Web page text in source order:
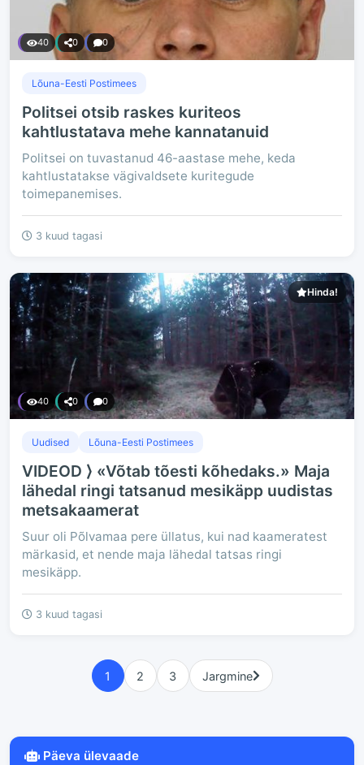
40 0 0
Lõuna-Eesti Postimees
Politsei otsib raskes kuriteos
kahtlustatava mehe kannatanuid
Politsei on tuvastanud 46-aastase mehe, keda
kahtlustatakse vägivaldsete kuritegude
toimepanemises.
3 kuud tagasi
Hinda!
40 0 0
Uudised Lõuna-Eesti Postimees
VIDEOD ⟩ «Võtab tõesti kõhedaks.» Maja
lähedal ringi tatsanud mesikäpp uudistas
metsakaamerat
Suur oli Põlvamaa pere üllatus, kui nad kaameratest
märkasid, et nende maja lähedal tatsas ringi
mesikäpp.
3 kuud tagasi
1 2 3 Jargmine
Päeva ülevaade